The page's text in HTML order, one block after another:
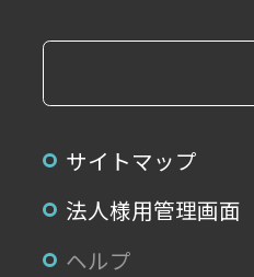
サイトマップ
法人様用管理画面
ヘルプ